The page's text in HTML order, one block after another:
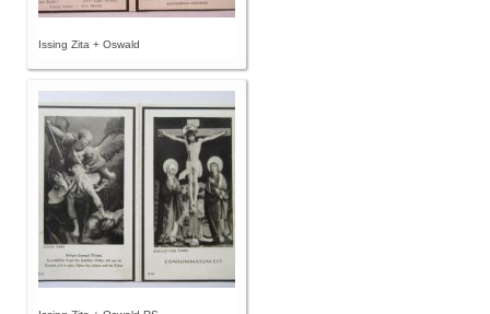
Issing Zita + Oswald